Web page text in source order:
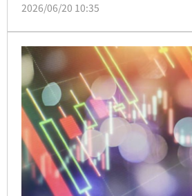
過度押注降息時間，應聚焦企業獲
2026/06/20 10:35